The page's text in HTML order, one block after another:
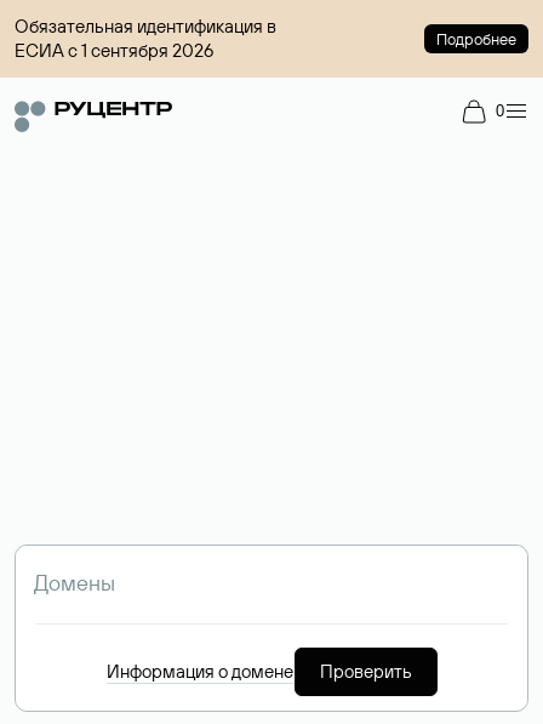
Обязательная идентификация в
ЕСИА с 1 сентября 2026
Подробнее
0
Информация о домене Проверить